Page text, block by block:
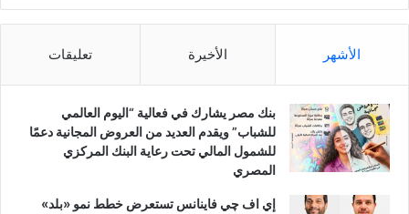
الأشهر الأخيرة تعليقات
بنك مصر يشارك في فعالية “اليوم العالمي
للشباب” ويقدم العديد من العروض المجانية دعمًا
للشمول المالي تحت رعاية البنك المركزي
المصري
إي اف چي فاينانس تستعرض خطط نمو «بلد»